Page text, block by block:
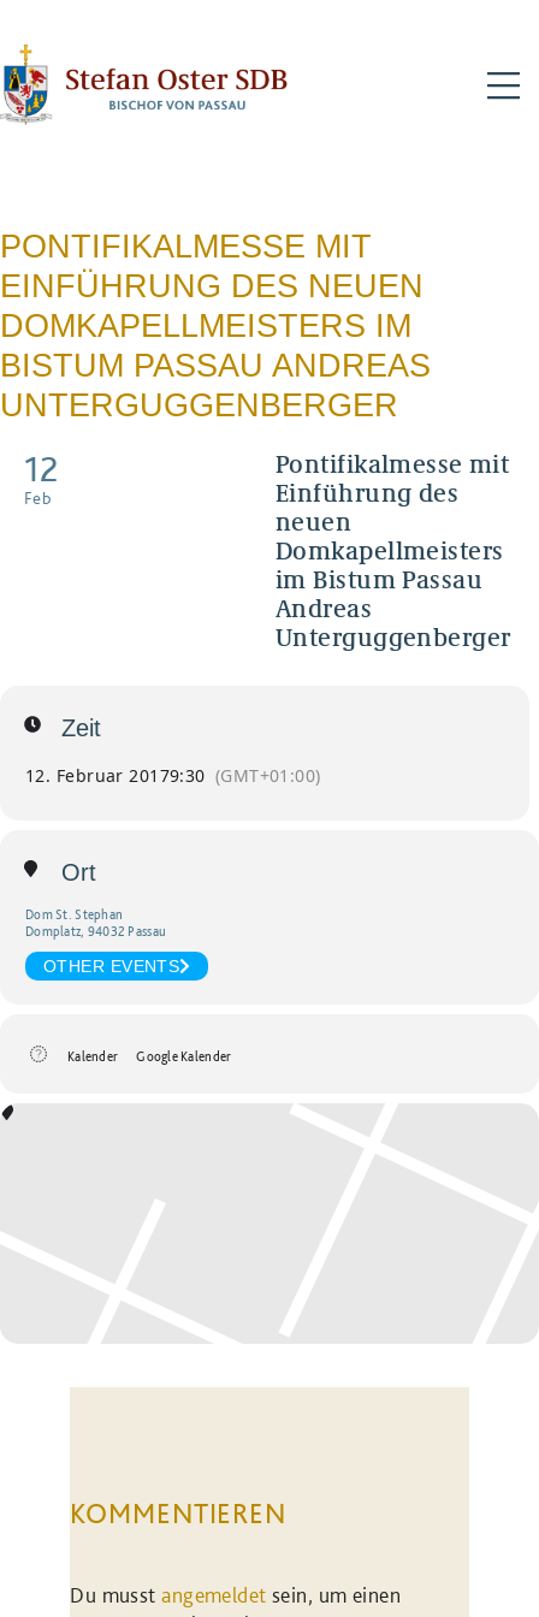
PONTIFIKALMESSE MIT
EINFÜHRUNG DES NEUEN
DOMKAPELLMEISTERS IM
BISTUM PASSAU ANDREAS
UNTERGUGGENBERGER
12
Feb
Pontifikalmesse mit
Einführung des
neuen
Domkapellmeisters
im Bistum Passau
Andreas
Unterguggenberger
Zeit
12. Februar 20179:30 (GMT+01:00)
Ort
Dom St. Stephan
Domplatz, 94032 Passau
OTHER EVENTS
Kalender Google Kalender
KOMMENTIEREN
Du musstangemeldet sein, um einen